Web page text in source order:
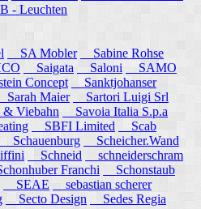
- Leuchten
SA Mobler
Sabine Rohse
Saigata Saloni
SAMO
Concept
Sanktjohanser
Sarah Maier
Sartori Luigi Srl
Viebahn
Savoia Italia S.p.a
SBFI Limited
Scab
Schauenburg
Scheicher.Wand
Schneid
schneiderschram
Franchi
Schonstaub
SEAE
sebastian scherer
Secto Design
Sedes Regia